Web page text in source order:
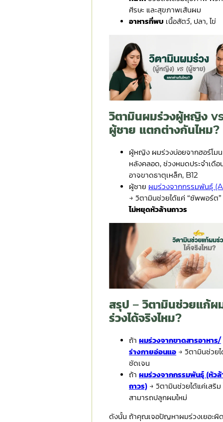
ศีรษะ และสุขภาพเส้นผม
อาหารที่พบ เนื้อสัตว์, ปลา, ไข่
วิตามินผมร่วงผู้หญิง
ผู้ชาย แตกต่างกันไหม?
ผู้หญิง ผมร่วงบ่อยจากฮอร์โมน
หลังคลอด, ช่วงหมดประจำเดือ
อาจขาดธาตุเหล็ก, B12
ผู้ชาย ผมร่วงจากกรรมพันธุ์
→ วิตามินช่วยได้แค่ “ซัพพอร์ต
ไม่หยุดหัวล้านถาวร
สรุป – วิตามินช่วยแก้ผ
ร่วงได้จริงไหม?
ถ้าผมร่วงจากขาดสารอาหาร/
ร่างกายอ่อนแอ → วิตามินช่วย
ชัดเจน
ถ้าผมร่วงจากกรรมพันธุ์ (หัวล้
ถาวร) → วิตามินช่วยได้แค่เสริม
สามารถปลูกผมใหม่
ดังนั้น ถ้าคุณเจอปัญหาผมร่วงเยอะผิ